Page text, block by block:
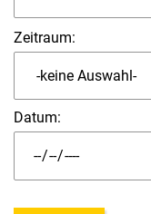
Zeitraum:
Datum: